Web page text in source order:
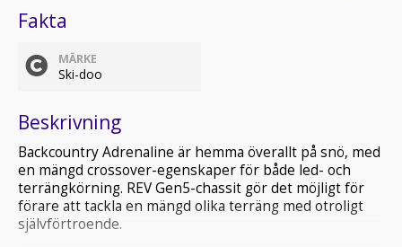
Fakta
MÄRKE
Ski-doo
Beskrivning
Backcountry Adrenaline är hemma överallt på snö, med
en mängd crossover-egenskaper för både led- och
terrängkörning. REV Gen5-chassit gör det möjligt för
förare att tackla en mängd olika terräng med otroligt
självförtroende.